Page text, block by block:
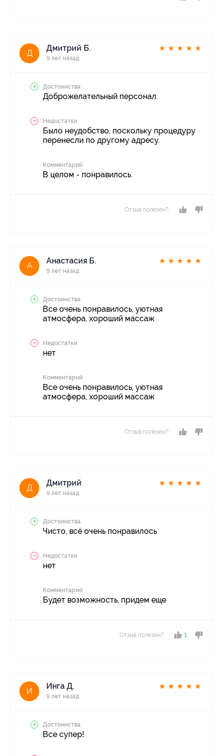
Д
Дмитрий Б.
9 лет назад
★ ★ ★ ★ ★
Достоинства
Доброжелательный персонал.
Недостатки
Было неудобство, поскольку процедуру
перенесли по другому адресу.
Комментарий
В целом - понравилось.
Отзыв полезен?
А
Анастасия Б.
9 лет назад
★ ★ ★ ★ ★
Достоинства
Все очень понравилось, уютная
атмосфера, хороший массаж
Недостатки
нет
Комментарий
Все очень понравилось, уютная
атмосфера, хороший массаж
Отзыв полезен?
Д
Дмитрий
9 лет назад
★ ★ ★ ★ ★
Достоинства
Чисто, всё очень понравилось
Недостатки
нет
Комментарий
Будет возможность, придем еще
Отзыв полезен? 1
И
Инга Д.
9 лет назад
★ ★ ★ ★ ★
Достоинства
Все супер!